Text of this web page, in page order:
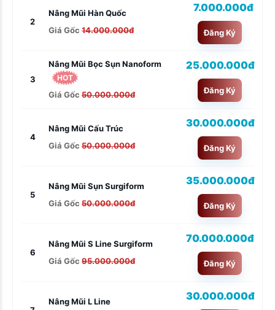
2
Nâng Mũi Hàn Quốc
Giá Gốc 14.000.000đ
7.000.000đ
Đăng Ký
3
Nâng Mũi Bọc Sụn Nanoform
HOT
Giá Gốc 50.000.000đ
25.000.000đ
Đăng Ký
4
Nâng Mũi Cấu Trúc
Giá Gốc 50.000.000đ
30.000.000đ
Đăng Ký
5
Nâng Mũi Sụn Surgiform
Giá Gốc 50.000.000đ
35.000.000đ
Đăng Ký
6
Nâng Mũi S Line Surgiform
Giá Gốc 95.000.000đ
70.000.000đ
Đăng Ký
Nâng Mũi L Line 30.000.000đ